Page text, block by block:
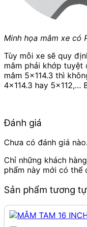
Minh họa mâm xe có
Tùy mỗi xe sẽ quy
mâm phải khớp tuyệt
mâm 5×114.3 thì
4×114.3 hay 5×112,…
Đánh giá
Chưa có đánh giá nào.
Chỉ những khách
phẩm này mới có thể
Sản phẩm tương tự